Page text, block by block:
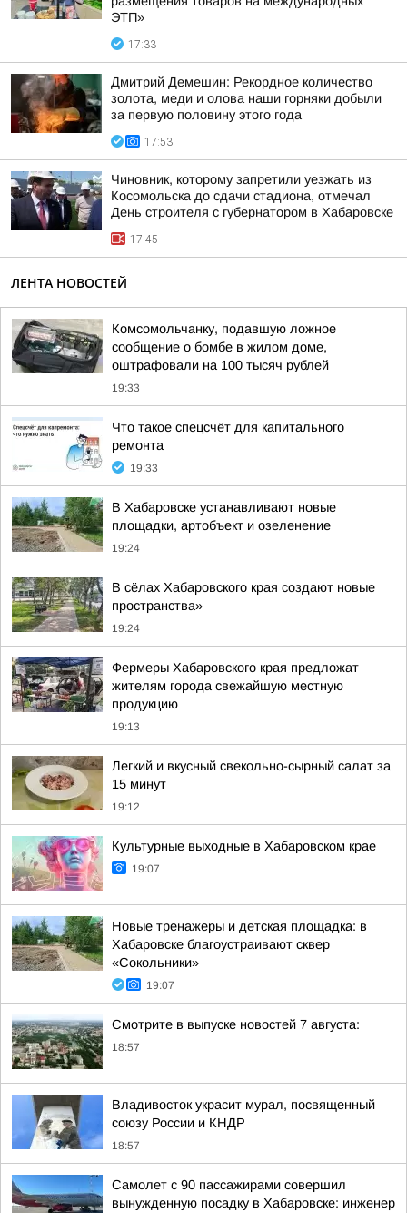
ЭТП»
17:33
Дмитрий Демешин: Рекордное количество
золота, меди и олова наши горняки добыли
за первую половину этого года
17:53
Чиновник, которому запретили уезжать из
Косомольска до сдачи стадиона, отмечал
День строителя с губернатором в Хабаровске
17:45
ЛЕНТА НОВОСТЕЙ
Комсомольчанку, подавшую ложное
сообщение о бомбе в жилом доме,
оштрафовали на 100 тысяч рублей
19:33
Что такое спецсчёт для капитального
ремонта
19:33
В Хабаровске устанавливают новые
площадки, артобъект и озеленение
19:24
В сёлах Хабаровского края создают новые
пространства»
19:24
Фермеры Хабаровского края предложат
жителям города свежайшую местную
продукцию
19:13
Легкий и вкусный свекольно-сырный салат за
15 минут
19:12
Культурные выходные в Хабаровском крае
19:07
Новые тренажеры и детская площадка: в
Хабаровске благоустраивают сквер
«Сокольники»
19:07
Смотрите в выпуске новостей 7 августа:
18:57
Владивосток украсит мурал, посвященный
союзу России и КНДР
18:57
Самолет с 90 пассажирами совершил
вынужденную посадку в Хабаровске: инженер